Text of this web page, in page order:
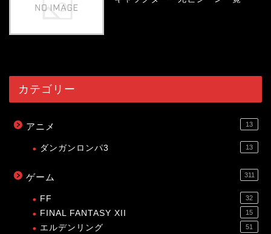
カテゴリー
アニメ 13
ダンガンロンパ3 13
ゲーム 311
FF 32
FINAL FANTASY XII 15
エルデンリング 51